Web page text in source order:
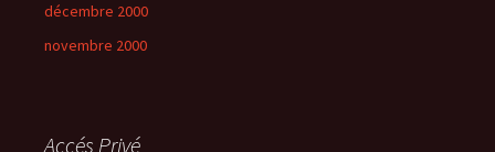
décembre 2000
novembre 2000
Accés Privé